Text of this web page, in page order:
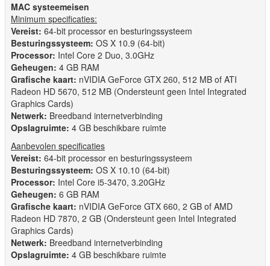
MAC systeemeisen
Minimum specificaties:
Vereist: 64-bit processor en besturingssysteem
Besturingssysteem: OS X 10.9 (64-bit)
Processor: Intel Core 2 Duo, 3.0GHz
Geheugen: 4 GB RAM
Grafische kaart: nVIDIA GeForce GTX 260, 512 MB of ATI
Radeon HD 5670, 512 MB (Ondersteunt geen Intel Integrated
Graphics Cards)
Netwerk: Breedband internetverbinding
Opslagruimte: 4 GB beschikbare ruimte
Aanbevolen specificaties
Vereist: 64-bit processor en besturingssysteem
Besturingssysteem: OS X 10.10 (64-bit)
Processor: Intel Core i5-3470, 3.20GHz
Geheugen: 6 GB RAM
Grafische kaart: nVIDIA GeForce GTX 660, 2 GB of AMD
Radeon HD 7870, 2 GB (Ondersteunt geen Intel Integrated
Graphics Cards)
Netwerk: Breedband internetverbinding
Opslagruimte: 4 GB beschikbare ruimte